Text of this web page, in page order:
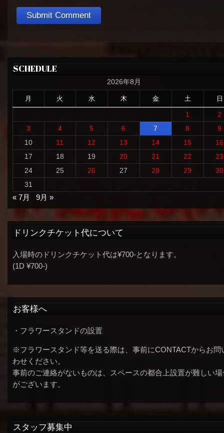
SCHEDULE
2026年8月
月 火 水 木 金 土 日
1
2
3
4 5 6 7 8
9
10
11 12 13 14 15
16
17
18 19 20 21 22
23
24
25 26 27 28 29
30
31
« 7月
9月 »
ドリンクチケット代について
入場時のドリンクチケット代は¥700-となります。
(1D ¥700-)
お客様へ
・フラワースタンドの設置
※フラワースタンド等を送る際は、事前にCONTACTからお問
わせください。
事前のご連絡がないものは、スペースの都合上設置が難しい場
がございます。
スタッフ募集中